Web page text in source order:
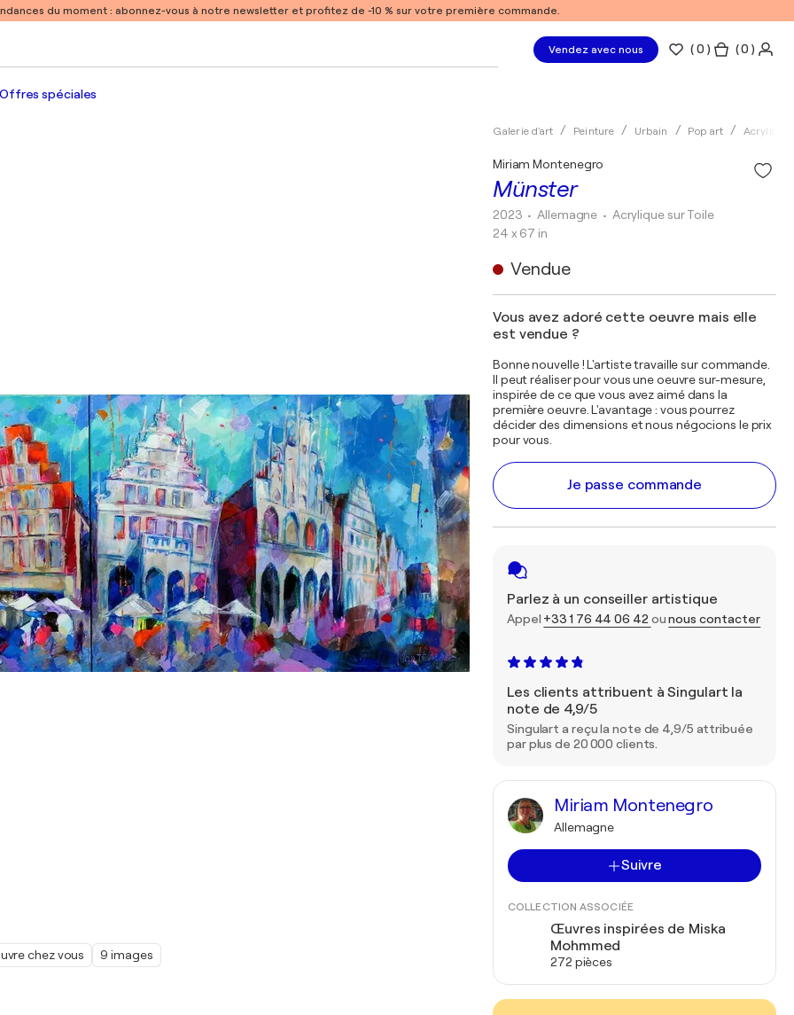
du moment : abonnez-vous à notre newsletter et profitez de -10 % sur votre première commande.
Vendez avec nous (0 ) ( 0 )
Offres spéciales
chez vous 9 images
Galerie d'art Peinture Urbain Pop art Acrylique
Münster
Miriam Montenegro
2023 • Allemagne • Acrylique sur Toile
24 x 67 in
Vendue
Vous avez adoré cette oeuvre mais elle
est vendue ?
Bonne nouvelle ! L'artiste travaille sur commande.
Il peut réaliser pour vous une oeuvre sur-mesure,
inspirée de ce que vous avez aimé dans la
première oeuvre. L'avantage : vous pourrez
décider des dimensions et nous négocions le prix
pour vous.
Je passe commande
Parlez à un conseiller artistique
Appel +33 1 76 44 06 42 ounous contacter
Les clients attribuent à Singulart la
note de 4,9/5
Singulart a reçu la note de 4,9/5 attribuée
par plus de 20 000 clients.
Miriam Montenegro
Allemagne
Suivre
COLLECTION ASSOCIÉE
Œuvres inspirées de Miska
Mohmmed
272 pièces